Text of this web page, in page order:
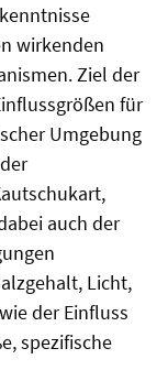
wirkenden
Ziel der
für
Umgebung
auch der
Licht,
der Einfluss
spezifische